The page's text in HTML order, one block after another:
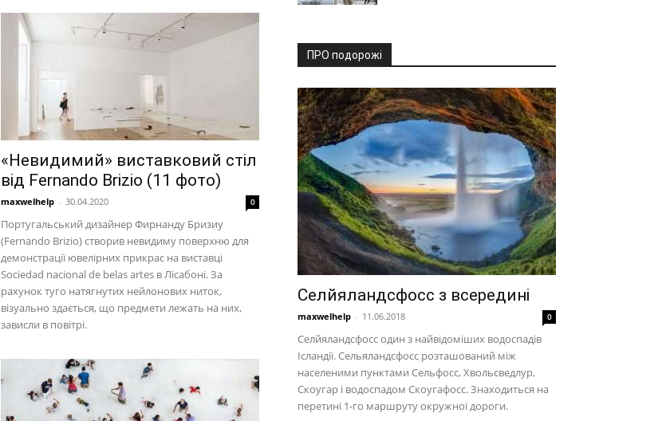
«Невидимий» виставковий стіл
від Fernando Brizio (11 фото)
maxwelhelp - 30.04.2020 0
Португальський дизайнер Фирнанду Бризиу
(Fernando Brizio) створив невидиму поверхню для
демонстрації ювелірних прикрас на виставці
Sociedad nacional de belas artes в Лісабоні. За
рахунок туго натягнутих нейлонових ниток,
візуально здається, що предмети лежать на них,
зависли в повітрі.
ПРО подорожі
Селйяландсфосс з всередині
maxwelhelp - 11.06.2018 0
Селйяландсфосс один з найвідоміших водоспадів
Ісландії. Сельяландсфосс розташований між
населеними пунктами Сельфосс, Хвольсведлур,
Скоугар і водоспадом Скоугафосс. Знаходиться на
перетині 1-го маршруту окружної дороги.